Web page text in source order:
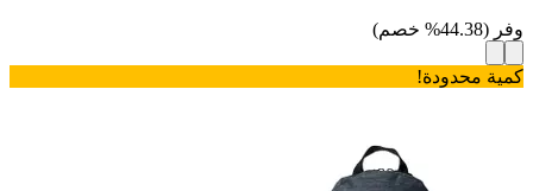
وفر (
44.38
% خصم)
كمية محدودة!